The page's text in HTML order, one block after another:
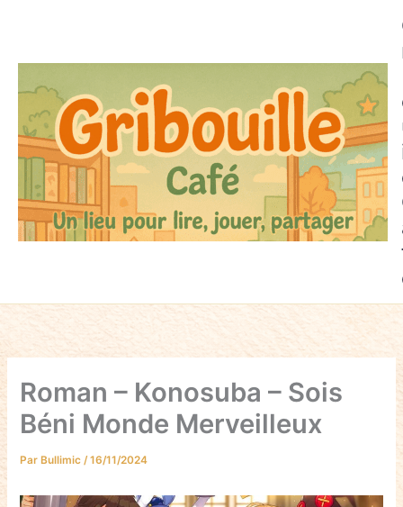
Roman – Konosuba – Sois
Béni Monde Merveilleux
Par Bullimic/16/11/2024